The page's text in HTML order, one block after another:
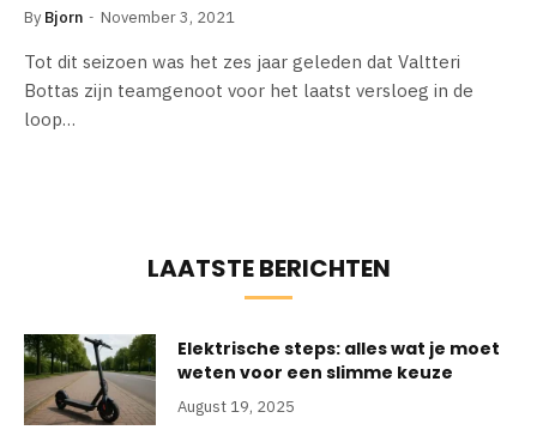
By Bjorn November 3, 2021
Tot dit seizoen was het zes jaar geleden dat Valtteri
Bottas zijn teamgenoot voor het laatst versloeg in de
loop…
LAATSTE BERICHTEN
Elektrische steps: alles wat je moet
weten voor een slimme keuze
August 19, 2025